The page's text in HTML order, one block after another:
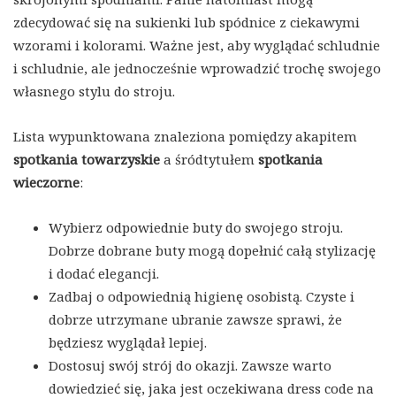
zdecydować się na sukienki lub spódnice z ciekawymi
wzorami i kolorami. Ważne jest, aby wyglądać schludnie
i schludnie, ale jednocześnie wprowadzić trochę swojego
własnego stylu do stroju.
Lista wypunktowana znaleziona pomiędzy akapitem
spotkania towarzyskie a śródtytułem spotkania
wieczorne:
Wybierz odpowiednie buty do swojego stroju.
Dobrze dobrane buty mogą dopełnić całą stylizację
i dodać elegancji.
Zadbaj o odpowiednią higienę osobistą. Czyste i
dobrze utrzymane ubranie zawsze sprawi, że
będziesz wyglądał lepiej.
Dostosuj swój strój do okazji. Zawsze warto
dowiedzieć się, jaka jest oczekiwana dress code na